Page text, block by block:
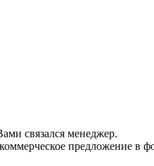
связался менеджер.
предложение в